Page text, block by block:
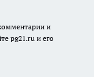
и
pg21.ru и его